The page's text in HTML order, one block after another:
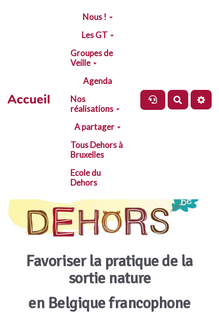
Aller au contenu principal
Accueil
Nous !
Les GT
Groupes de
Veille
Agenda
Nos
réalisations
A partager
Tous Dehors à
Bruxelles
Ecole du
Dehors
Favoriser la pratique de la
sortie nature
en Belgique francophone